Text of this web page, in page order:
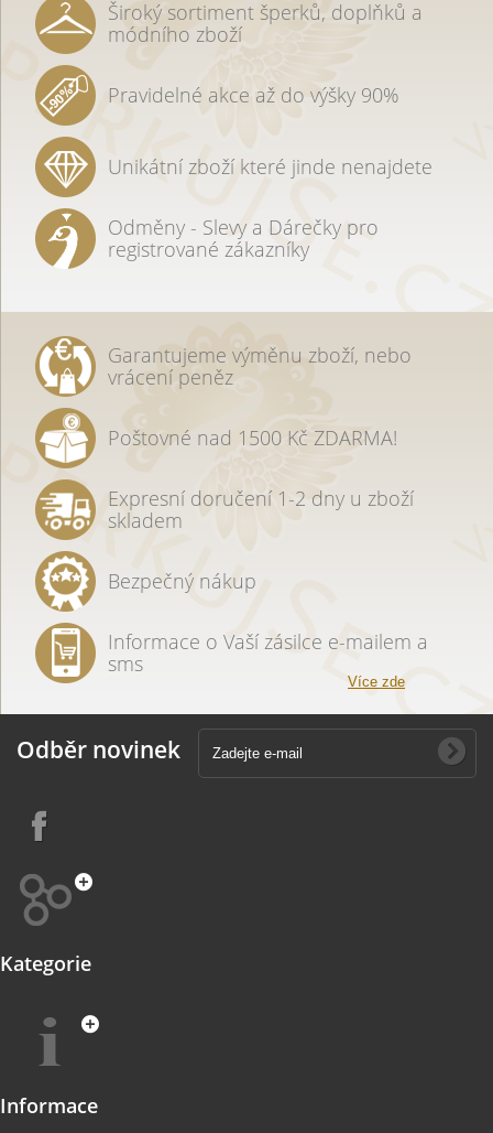
Široký sortiment šperků, doplňků a
módního zboží
Pravidelné akce až do výšky 90%
Unikátní zboží které jinde nenajdete
Odměny - Slevy a Dárečky pro
registrované zákazníky
Garantujeme výměnu zboží, nebo
vrácení peněz
Poštovné nad 1500 Kč ZDARMA!
Expresní doručení 1-2 dny u zboží
skladem
Bezpečný nákup
Informace o Vaší zásilce e-mailem a
sms
Více zde
Odběr novinek
Kategorie
Informace